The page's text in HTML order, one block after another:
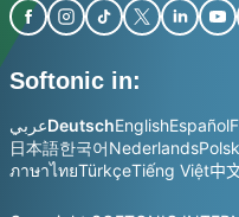
Softonic in:
عربيDeutschEnglishEspañol
日本語한국어Nederlands
ภาษาไทยTürkçeTiếng Việt中